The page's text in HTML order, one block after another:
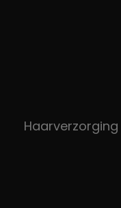
Haarverzorging